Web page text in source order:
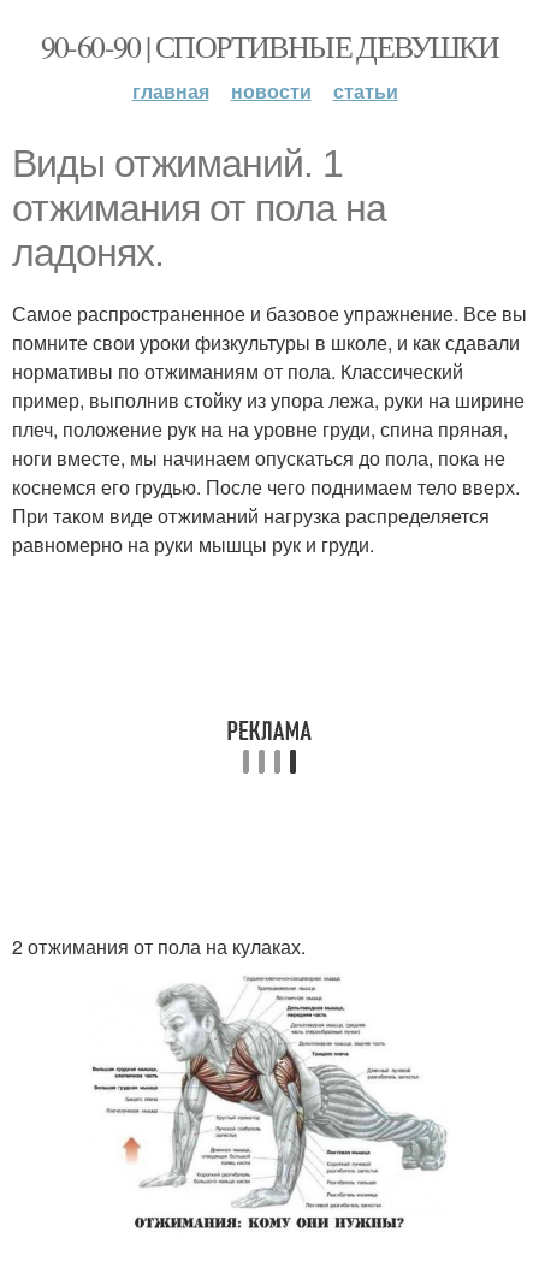
90-60-90 | СПОРТИВНЫЕ ДЕВУШКИ
главная новости статьи
Виды отжиманий. 1
отжимания от пола на
ладонях.
Самое распространенное и базовое упражнение. Все вы
помните свои уроки физкультуры в школе, и как сдавали
нормативы по отжиманиям от пола. Классический
пример, выполнив стойку из упора лежа, руки на ширине
плеч, положение рук на на уровне груди, спина пряная,
ноги вместе, мы начинаем опускаться до пола, пока не
коснемся его грудью. После чего поднимаем тело вверх.
При таком виде отжиманий нагрузка распределяется
равномерно на руки мышцы рук и груди.
2 отжимания от пола на кулаках.